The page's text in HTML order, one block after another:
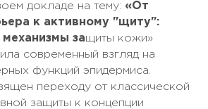
докладе на тему: «От
к активному "щиту":
защиты кожи»
современный взгляд на
функций эпидермиса.
переходу от классической
защиты к концепции